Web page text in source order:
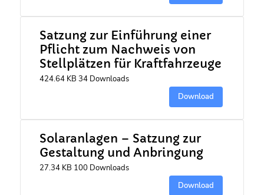
Satzung zur Einführung einer
Pflicht zum Nachweis von
Stellplätzen für Kraftfahrzeuge
424.64 KB 34 Downloads
Download
Solaranlagen – Satzung zur
Gestaltung und Anbringung
27.34 KB 100 Downloads
Download